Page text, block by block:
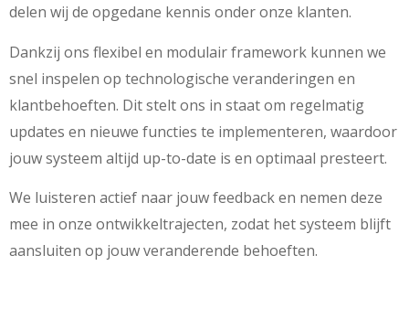
delen wij de opgedane kennis onder onze klanten.
Dankzij ons flexibel en modulair framework kunnen we
snel inspelen op technologische veranderingen en
klantbehoeften. Dit stelt ons in staat om regelmatig
updates en nieuwe functies te implementeren, waardoor
jouw systeem altijd up-to-date is en optimaal presteert.
We luisteren actief naar jouw feedback en nemen deze
mee in onze ontwikkeltrajecten, zodat het systeem blijft
aansluiten op jouw veranderende behoeften.